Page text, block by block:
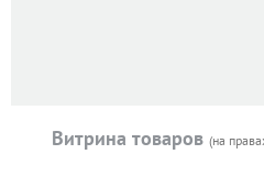
Витрина товаров (на